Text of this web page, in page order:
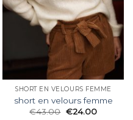
SHORT EN VELOURS FEMME
short en velours femme
€43.00 €24.00